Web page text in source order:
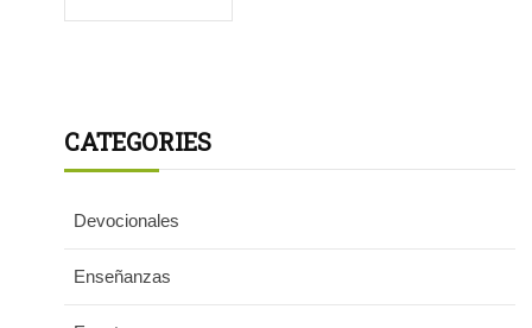
CATEGORIES
Devocionales
Enseñanzas